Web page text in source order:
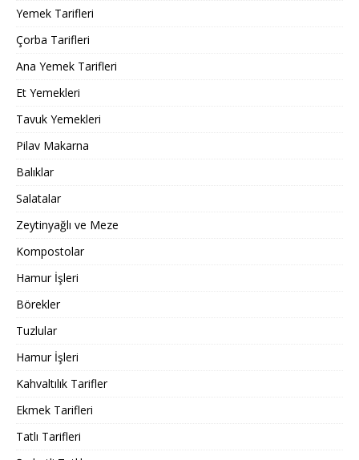
Yemek Tarifleri
Çorba Tarifleri
Ana Yemek Tarifleri
Et Yemekleri
Tavuk Yemekleri
Pilav Makarna
Balıklar
Salatalar
Zeytinyağlı ve Meze
Kompostolar
Hamur İşleri
Börekler
Tuzlular
Hamur İşleri
Kahvaltılık Tarifler
Ekmek Tarifleri
Tatlı Tarifleri